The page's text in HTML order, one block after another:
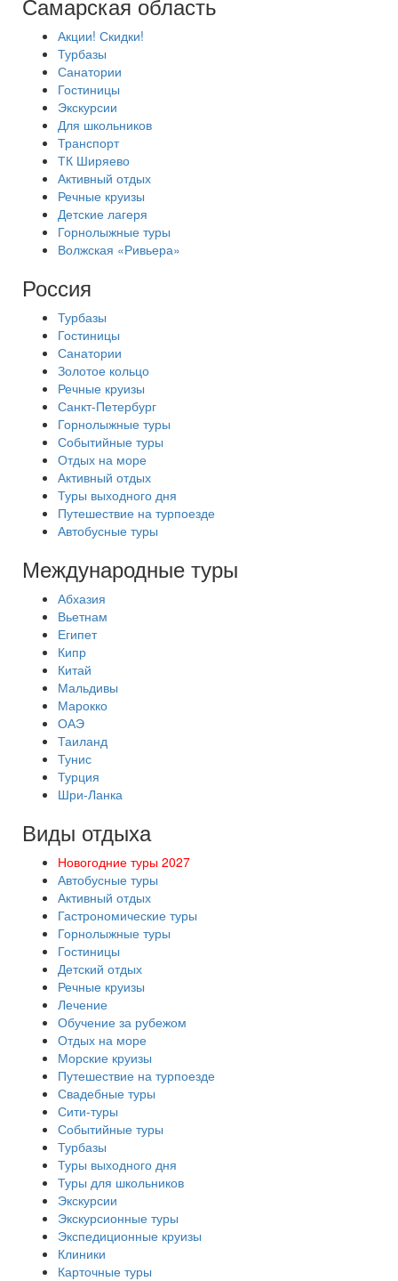
Акции! Скидки!
Турбазы
Санатории
Гостиницы
Экскурсии
Для школьников
Транспорт
ТК Ширяево
Активный отдых
Речные круизы
Детские лагеря
Горнолыжные туры
Волжская «Ривьера»
Россия
Турбазы
Гостиницы
Санатории
Золотое кольцо
Речные круизы
Санкт-Петербург
Горнолыжные туры
Событийные туры
Отдых на море
Активный отдых
Туры выходного дня
Путешествие на турпоезде
Автобусные туры
Международные туры
Абхазия
Вьетнам
Египет
Кипр
Китай
Мальдивы
Марокко
ОАЭ
Таиланд
Тунис
Турция
Шри-Ланка
Виды отдыха
Новогодние туры 2027
Автобусные туры
Активный отдых
Гастрономические туры
Горнолыжные туры
Гостиницы
Детский отдых
Речные круизы
Лечение
Обучение за рубежом
Отдых на море
Морские круизы
Путешествие на турпоезде
Свадебные туры
Сити-туры
Событийные туры
Турбазы
Туры выходного дня
Туры для школьников
Экскурсии
Экскурсионные туры
Экспедиционные круизы
Клиники
Карточные туры